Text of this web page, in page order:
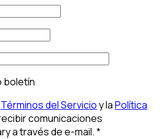
boletín
Términos del Servicioy laPolítica
comunicaciones
a través de e-mail.*